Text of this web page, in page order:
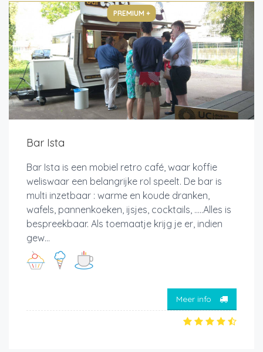
PREMIUM +
Bar Ista
Bar Ista is een mobiel retro café, waar koffie
weliswaar een belangrijke rol speelt. De bar is
multi inzetbaar : warme en koude dranken,
wafels, pannenkoeken, ijsjes, cocktails, .....Alles is
bespreekbaar. Als toemaatje krijg je er, indien
gew...
Meer info